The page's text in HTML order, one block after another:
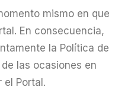
mismo en que
En consecuencia,
la Política de
las ocasiones en
el Portal.